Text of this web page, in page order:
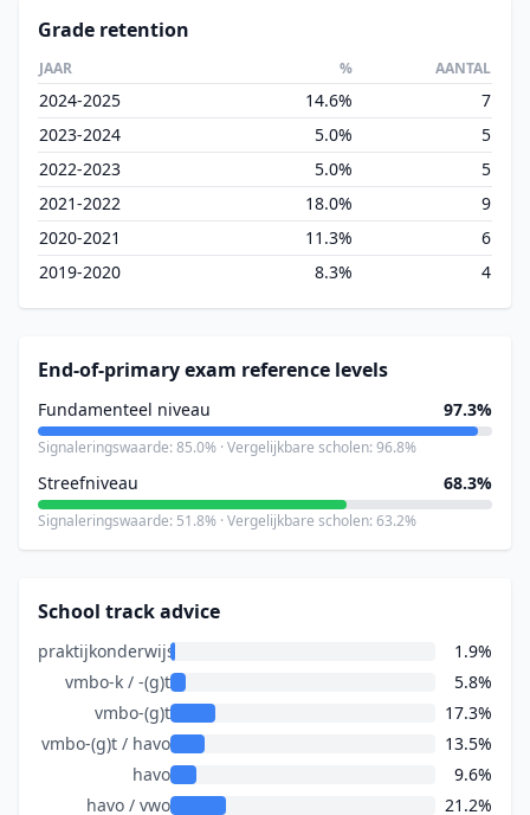
Grade retention
JAAR % AANTAL
2024-2025 14.6%
7
2023-2024
5.0%
5
2022-2023
5.0%
5
2021-2022
18.0%
9
2020-2021
11.3%
6
2019-2020
8.3% 4
End-of-primary exam reference levels
Fundamenteel niveau 97.3%
Signaleringswaarde: 85.0% · Vergelijkbare scholen: 96.8%
Streefniveau 68.3%
Signaleringswaarde: 51.8% · Vergelijkbare scholen: 63.2%
School track advice
praktijkonderwijs
1.9%
vmbo-k / -(g)t
5.8%
vmbo-(g)t
17.3%
vmbo-(g)t / havo
13.5%
havo
9.6%
havo / vwo
21.2%